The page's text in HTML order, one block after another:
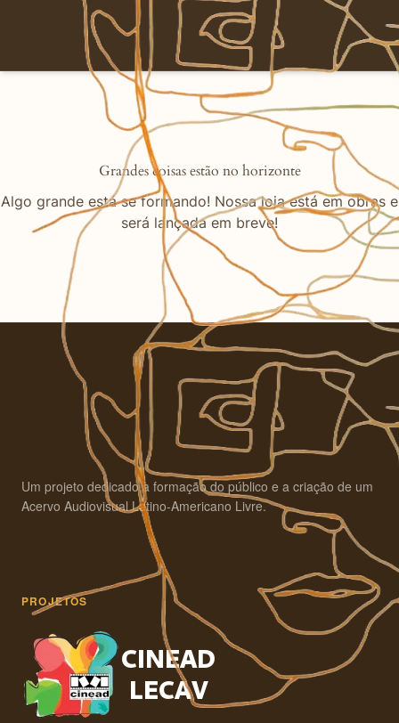
Grandes coisas estão no horizonte
Algo grande está se formando! Nossa loja está em obras e
será lançada em breve!
Um projeto dedicado à formação do público e a criação de um
Acervo Audiovisual Latino-Americano Livre.
PROJETOS